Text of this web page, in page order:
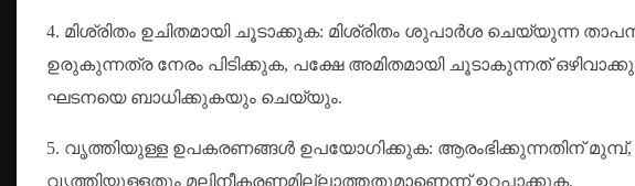
4. മിശ്രിതം ഉചിതമായി ചൂടാക്കുക: മിശ്രിതം ശുപാർശ ചെയ്യുന്ന
ഉരുകുന്നത്ര നേരം പിടിക്കുക, പക്ഷേ അമിതമായി ചൂടാകുന്നത്
ഘടനയെ ബാധിക്കുകയും ചെയ്യും.
5. വൃത്തിയുള്ള ഉപകരണങ്ങൾ ഉപയോഗിക്കുക: ആരംഭിക്കുന്നതിന്
വൃത്തിയുള്ളതും മലിനീകരണമില്ലാത്തതുമാണെന്ന് ഉറപ്പാക്കുക.